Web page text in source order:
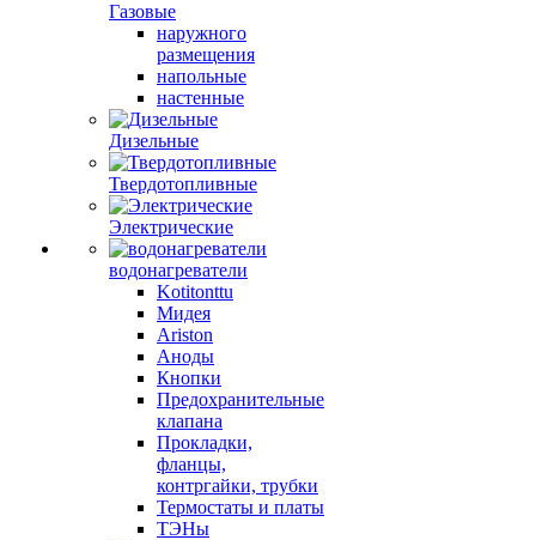
Газовые
наружного
размещения
напольные
настенные
Дизельные
Твердотопливные
Электрические
водонагреватели
Kotitonttu
Мидея
Ariston
Аноды
Кнопки
Предохранительные
клапана
Прокладки,
фланцы,
контргайки, трубки
Термостаты и платы
ТЭНы